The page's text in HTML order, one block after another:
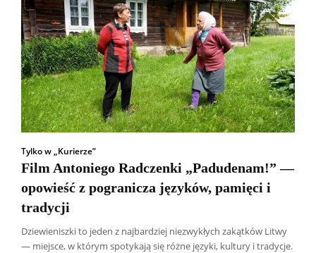
Tylko w „Kurierze”
Film Antoniego Radczenki „Padudenam!” —
opowieść z pogranicza języków, pamięci i
tradycji
Dziewieniszki to jeden z najbardziej niezwykłych zakątków Litwy
— miejsce, w którym spotykają się różne języki, kultury i tradycje.